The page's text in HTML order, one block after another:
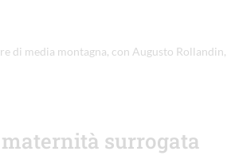
di media montagna, con Augusto Rollandin,
surrogata